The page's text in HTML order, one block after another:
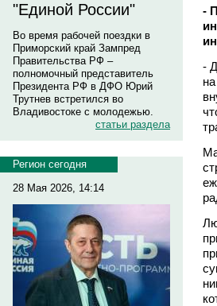
"Единой России"
Во время рабочей поездки в
Приморский край Зампред
Правительства РФ –
полномочный представитель
Президента РФ в ДФО Юрий
Трутнев встретился во
Владивостоке с молодежью.
статьи раздела
Регион сегодня
28 Мая 2026, 14:14
-
-